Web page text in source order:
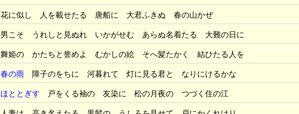
花に似し 人を載せたる 唐船に 大君ふきぬ 春の山かぜ
男こそ うれしと見ぬれ いかがせむ あらぬ名着たる 大難の日に
舞姫の かたちと誉めよ むかしの絵 そへ髪たかく 結ひたる人を
春の雨障子のをちに 河暮れて 灯に見る君と なりにけるかな
ほととぎす 戸をくる袖の 友染に 松の月夜の つづく住の江